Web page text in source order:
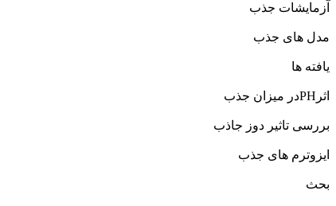
آزمایشات جذب
مدل های جذب
یافته ها
اثرPHدر میزان جذب
بررسی تاثیر دوز جاذب
ایزوترم های جذب
بحث